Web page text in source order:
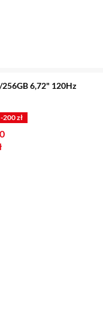
6,72" 120Hz
-200 zł
zł